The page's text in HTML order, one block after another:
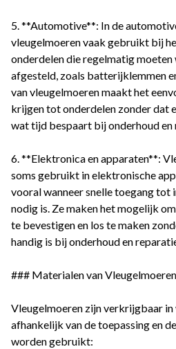
5. **Automotive**: In de
vleugelmoeren vaak gebruikt bij
onderdelen die regelmatig
afgesteld, zoals batterijklemmen
van vleugelmoeren maakt het
krijgen tot onderdelen zonder dat
wat tijd bespaart bij onderhoud en
6. **Elektronica en apparaten**:
soms gebruikt in elektronische
vooral wanneer snelle toegang tot
nodig is. Ze maken het mogelijk
te bevestigen en los te maken
handig is bij onderhoud en
### Materialen van Vleugelmoeren
Vleugelmoeren zijn verkrijgbaar
afhankelijk van de toepassing en
worden gebruikt: